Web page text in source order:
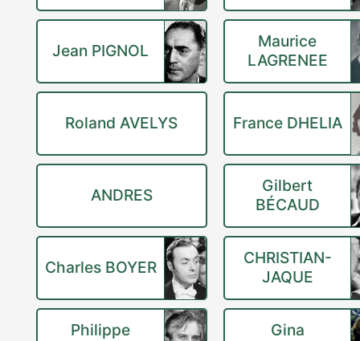
Jean PIGNOL
Maurice
LAGRENEE
Roland AVELYS France DHELIA
ANDRES
Gilbert
BÉCAUD
Charles BOYER
CHRISTIAN-
JAQUE
Philippe
Gina